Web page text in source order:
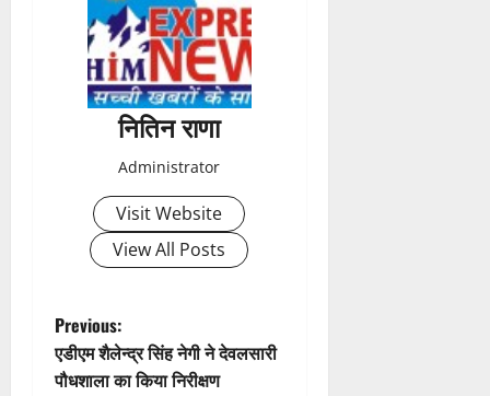
t
i
नितिन राणा
Administrator
Visit Website
View All Posts
P
o
Previous:
एडीएम शैलेन्द्र सिंह नेगी ने देवलसारी
पौधशाला का किया निरीक्षण